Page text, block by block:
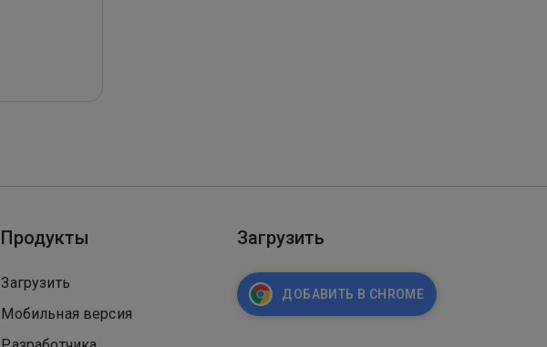
Продукты
Загрузить
Мобильная версия
Загрузить
ДОБАВИТЬ В CHROME